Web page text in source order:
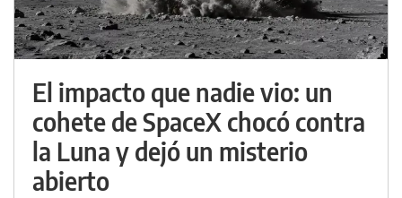
El impacto que nadie vio: un
cohete de SpaceX chocó contra
la Luna y dejó un misterio
abierto